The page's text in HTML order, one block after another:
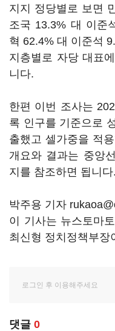
지지 정당별로 보면
조국 13.3% 대 이준
혁 62.4% 대 이준석
지층별로 자당 대표
니다.
한편 이번 조사는
록 인구를 기준으로
출했고 셀가중을 적
개요와 결과는 중앙
지를 참조하면 됩니다.
박주용 기자
이 기사는 뉴스토마
최신형 정치정책부장
댓글 0